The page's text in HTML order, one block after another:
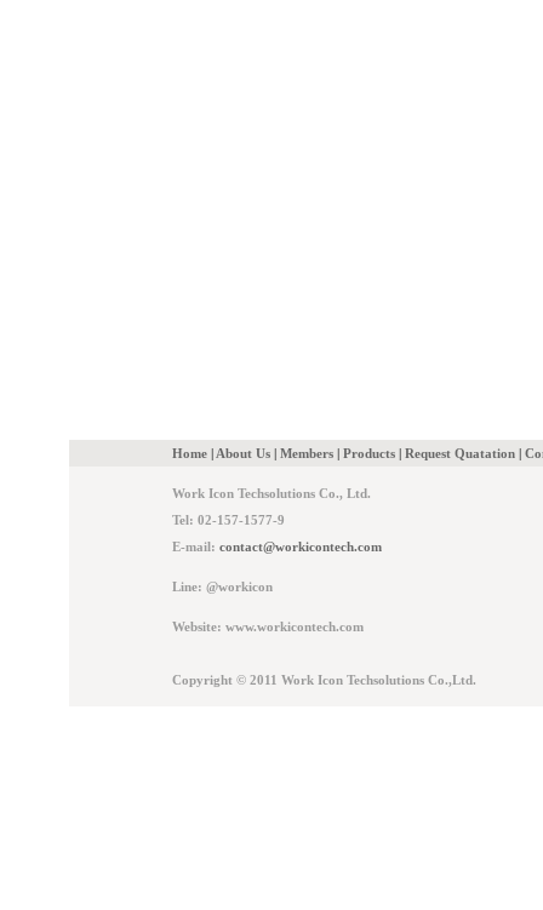
Home | About Us | Members | Products | Request Quatation |
Work Icon Techsolutions Co., Ltd.
Tel: 02-157-1577-9
E-mail: contact@workicontech.com
Line: @workicon
Website: www.workicontech.com
Copyright © 2011 Work Icon Techsolutions Co.,Ltd.